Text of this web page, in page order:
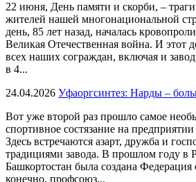
22 июня, День памяти и скорби, –
жителей нашей многонациональной
день, 85 лет назад, началась
Великая Отечественная война. И этот
всех наших сограждан, включая и
в 4...
24.04.2026 Уфаоргсинтез: Нарды –
Вот уже второй раз прошло самое
спортивное состязание на
Здесь встречаются азарт, дружба и
традициями завода. В прошлом году в
Башкортостан была создана
конечно, профсоюз...